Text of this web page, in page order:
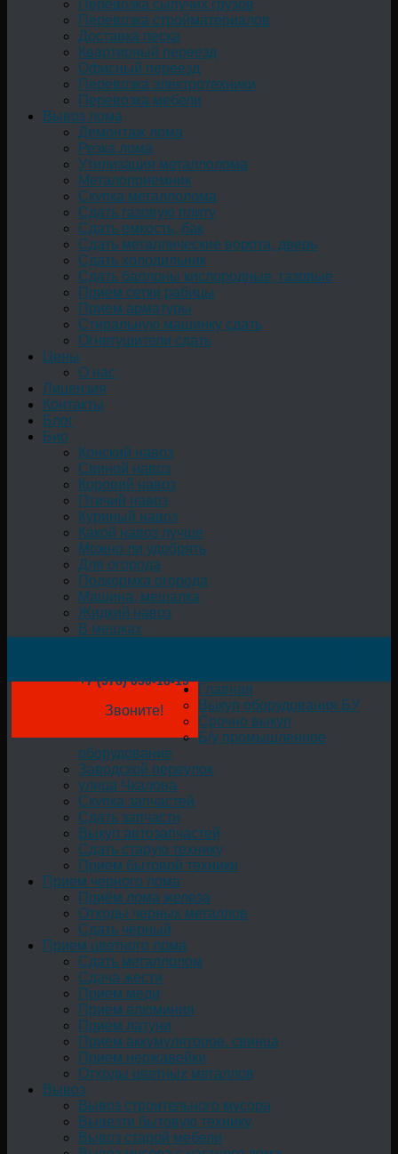
Перевозка сыпучих грузов
Перевозка стройматериалов
Доставка песка
Квартирный переезд
Офисный переезд
Перевозка электротехники
Перевозка мебели
Вывоз лома
Демонтаж лома
Резка лома
Утилизация металлолома
Металоприемник
Скупка металлолома
Сдать газовую плиту
Сдать емкость, бак
Cдать металлические ворота, дверь
Сдать холодильник
Сдать баллоны кислородные, газовые
Прием сетки рабицы
Прием арматуры
Стиральную машинку сдать
Огнетушители сдать
Цены
О нас
Лицензия
Контакты
Блог
Био
Конский навоз
Свиной навоз
Коровий навоз
Птичий навоз
Куриный навоз
Какой навоз лучше
Можно ли удобрять
Для огорода
Подкормка огорода
Машина, мешалка
Жидкий навоз
В мешках
+7 (978) 050-18-19
Звоните!
Главная
Выкуп оборудования БУ
Срочно выкуп
Б/у промышленное
оборудование
Заводской переулок
улица Чкалова
Скупка запчастей
Сдать запчасти
Выкуп автозапчастей
Сдать старую технику
Прием бытовой техники
Прием черного лома
Приём лома железа
Отходы черных металлов
Сдать чёрный
Прием цветного лома
Сдать металлолом
Сдача жести
Прием меди
Прием алюминия
Прием латуни
Прием аккумуляторов, свинца
Прием нержавейки
Отходы цветных металлов
Вывоз
Вывоз строительного мусора
Вывезти бытовую технику
Вывоз старой мебели